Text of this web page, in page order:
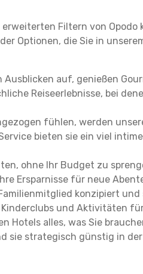
Filtern von Opodo
Optionen, die Sie in
auf, genießen
Reiseerlebnisse, bei
fühlen, werden
bieten sie ein viel
ohne Ihr Budget zu
Ersparnisse für neue
konzipiert und
und Aktivitäten
Hotels alles, was Sie
sie strategisch günstig in